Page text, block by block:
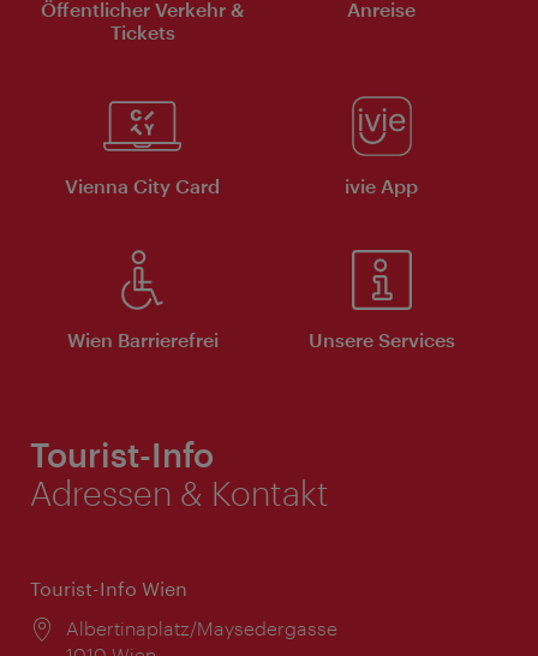
Öffentlicher Verkehr &
Tickets
Anreise
Vienna City Card ivie App
Wien Barrierefrei Unsere Services
Tourist-Info
Adressen & Kontakt
Tourist-Info Wien
Ort:
Albertinaplatz/Maysedergasse